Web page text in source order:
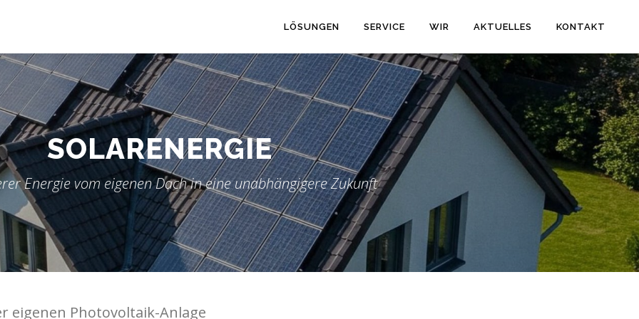
LÖSUNGEN SERVICE WIR AKTUELLES KONTAKT
SOLARENERGIE
Energie vom eigenen Dach in eine unabhängigere Zukunft
eigenen Photovoltaik-Anlage